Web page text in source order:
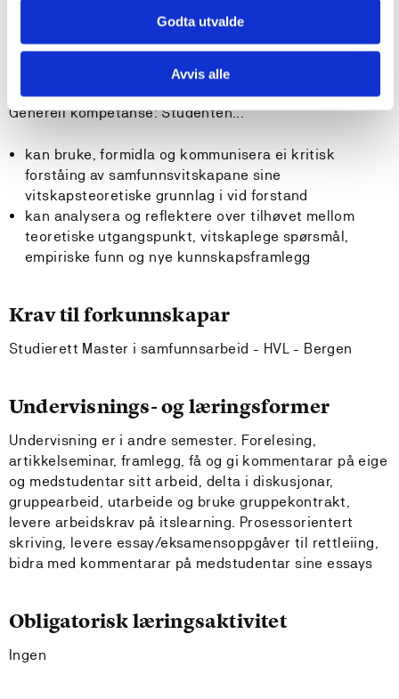
Godta utvalde
Avvis alle
kan halde seg kritisk til eigen ståstad, men og kunne
bruke sine eigne erfaringar som kjelde til
Generell kompetanse: Studenten...
kan bruke, formidla og kommunisera ei kritisk
forståing av samfunnsvitskapane sine
vitskapsteoretiske grunnlag i vid forstand
kan analysera og reflektere over tilhøvet mellom
teoretiske utgangspunkt, vitskaplege spørsmål,
empiriske funn og nye kunnskapsframlegg
Krav til forkunnskapar
Studierett Master i samfunnsarbeid - HVL - Bergen
Undervisnings- og læringsformer
Undervisning er i andre semester. Forelesing,
artikkelseminar, framlegg, få og gi kommentarar på eige
og medstudentar sitt arbeid, delta i diskusjonar,
gruppearbeid, utarbeide og bruke gruppekontrakt,
levere arbeidskrav på itslearning. Prosessorientert
skriving, levere essay/eksamensoppgåver til rettleiing,
bidra med kommentarar på medstudentar sine essays
Obligatorisk læringsaktivitet
Ingen